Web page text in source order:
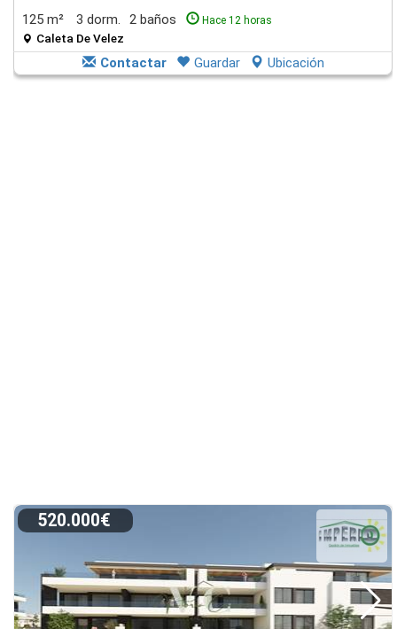
125 m² 3 dorm. 2 baños Hace 12 horas
Caleta De Velez
Contactar Guardar Ubicación
520.000€